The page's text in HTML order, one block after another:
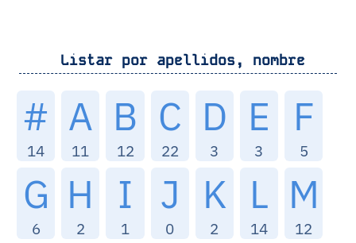
Listar por apellidos, nombre
#
14
A
11
B
12
C
22
D
3
E
3
F
5
G
6
H
2
I
1
J
0
K
2
L
14
M
12